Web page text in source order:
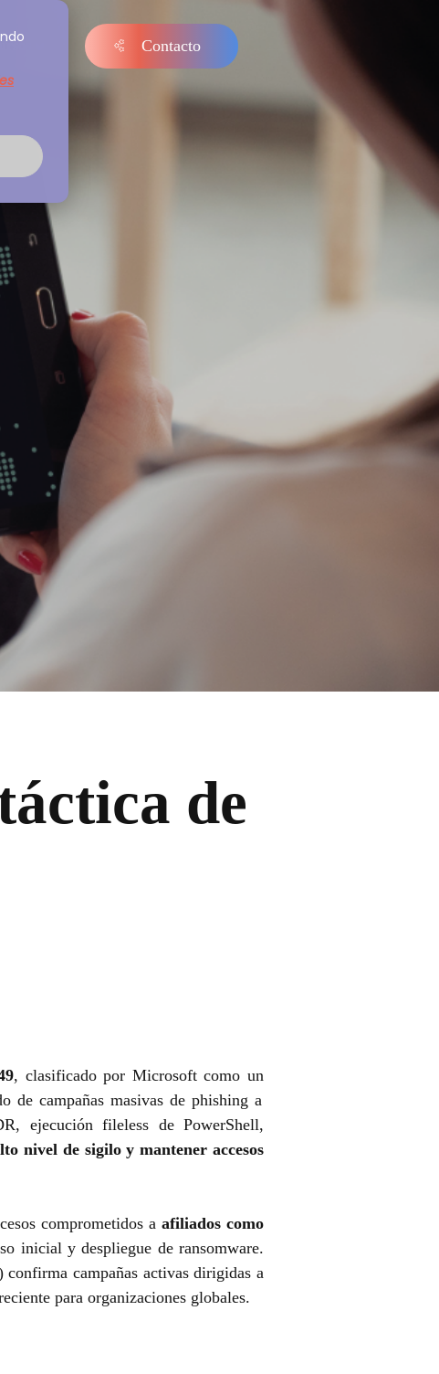
Contacto
de
, clasificado por Microsoft como un
de campañas masivas de phishing a
ejecución fileless de PowerShell,
nivel de sigilo y mantener accesos
comprometidos a afiliados como
inicial y despliegue de ransomware.
campañas activas dirigidas a
para organizaciones globales.